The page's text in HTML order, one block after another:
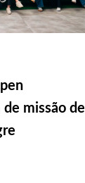
missão de